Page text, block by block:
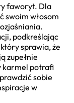
faworyt. Dla
swoim włosom
podkreślając
sprawia, że
zupełnie
karmel potrafi
sobie
w